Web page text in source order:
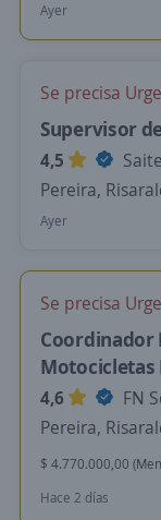
Ayer
Se precisa
Supervisor
4,5
Pereira,
Ayer
Se precisa
Coordinador
Motocicletas
4,6
FN
Pereira,
$ 4.770.000,00
Hace 2 días